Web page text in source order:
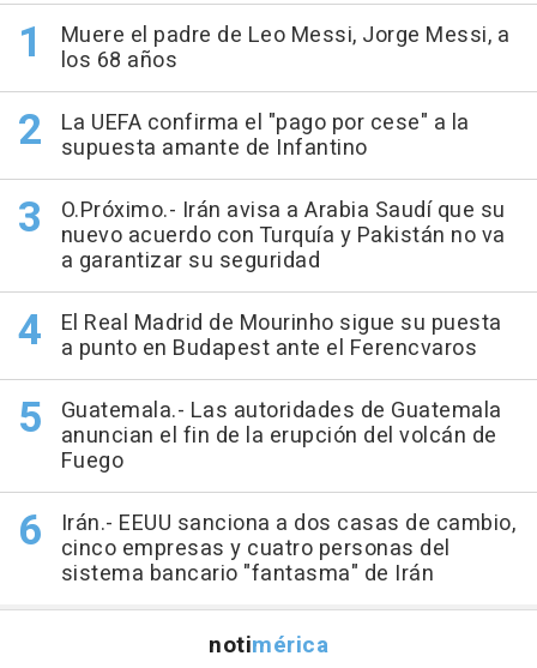
Muere el padre de Leo Messi, Jorge Messi, a
los 68 años
La UEFA confirma el "pago por cese" a la
supuesta amante de Infantino
O.Próximo.- Irán avisa a Arabia Saudí que su
nuevo acuerdo con Turquía y Pakistán no va
a garantizar su seguridad
El Real Madrid de Mourinho sigue su puesta
a punto en Budapest ante el Ferencvaros
Guatemala.- Las autoridades de Guatemala
anuncian el fin de la erupción del volcán de
Fuego
Irán.- EEUU sanciona a dos casas de cambio,
cinco empresas y cuatro personas del
sistema bancario "fantasma" de Irán
notimérica